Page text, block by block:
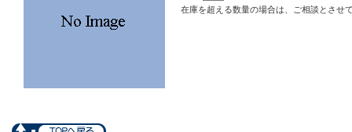
在庫を超える数量の場合は、ご相談とさせ